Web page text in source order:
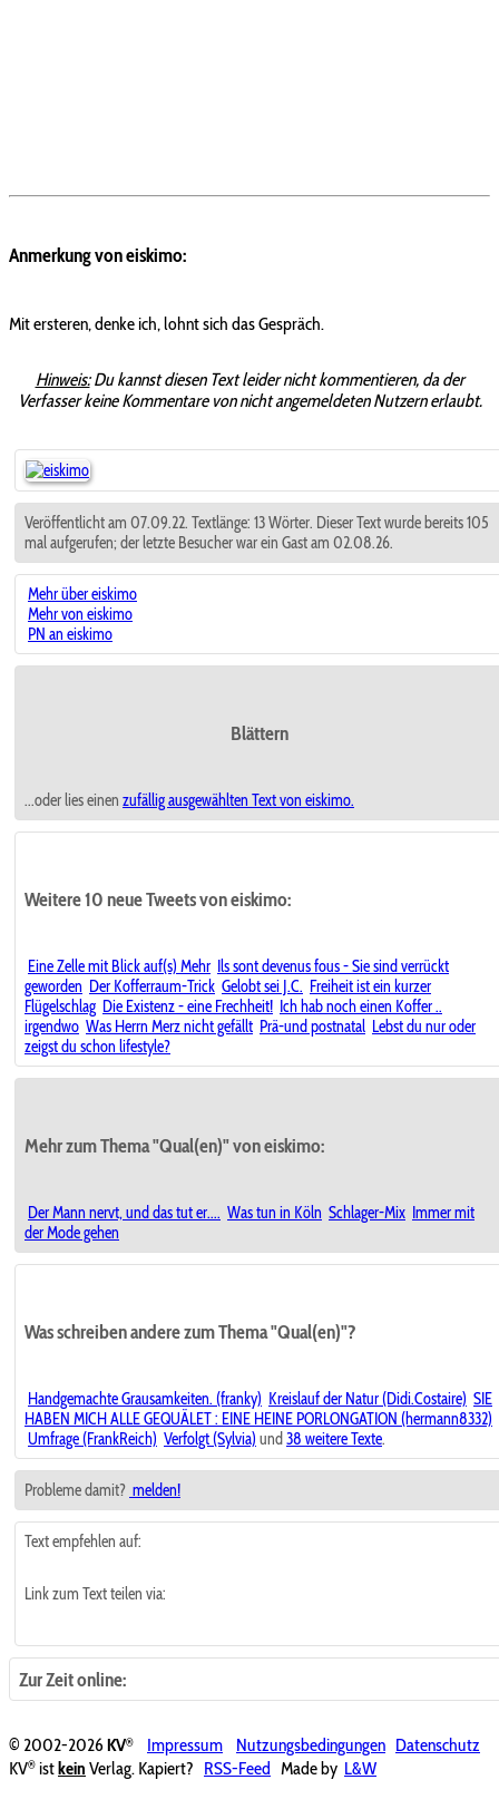
Anmerkung von eiskimo:
Mit ersteren, denke ich, lohnt sich das Gespräch.
Hinweis:Du kannst diesen Text leider nicht kommentieren, da der
Verfasser keine Kommentare von nicht angemeldeten Nutzern erlaubt.
Veröffentlicht am 07.09.22. Textlänge: 13 Wörter. Dieser Text wurde bereits 105
mal aufgerufen; der letzte Besucher war ein Gast am 02.08.26.
Mehr über eiskimo
Mehr von eiskimo
PN an eiskimo
Blättern
...oder lies einen zufällig ausgewählten Text von eiskimo.
Weitere 10 neue Tweets von eiskimo:
Eine Zelle mit Blick auf(s) Mehr Ils sont devenus fous - Sie sind verrückt
geworden Der Kofferraum-Trick Gelobt sei J.C. Freiheit ist ein kurzer
Flügelschlag Die Existenz - eine Frechheit! Ich hab noch einen Koffer ..
irgendwo Was Herrn Merz nicht gefällt Prä-und postnatal Lebst du nur oder
zeigst du schon lifestyle?
Mehr zum Thema "Qual(en)" von eiskimo:
Der Mann nervt, und das tut er.... Was tun in Köln Schlager-Mix Immer mit
der Mode gehen
Was schreiben andere zum Thema "Qual(en)"?
Handgemachte Grausamkeiten. (franky) Kreislauf der Natur (Didi.Costaire) SIE
HABEN MICH ALLE GEQUÄLET : EINE HEINE PORLONGATION (hermann8332)
Umfrage (FrankReich) Verfolgt (Sylvia) und 38 weitere Texte.
Probleme damit? melden!
Text empfehlen auf:
Link zum Text teilen via:
Zur Zeit online:
© 2002-2026KV® Impressum Nutzungsbedingungen Datenschutz
KV® istkein Verlag. Kapiert? RSS-Feed Made by L&W